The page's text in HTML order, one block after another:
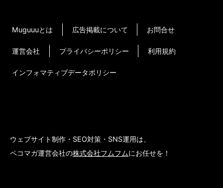
Muguuuとは 広告掲載について お問合せ
運営会社 プライバシーポリシー 利用規約
インフォマティブデータポリシー
ウェブサイト制作・SEO対策・SNS運用は、
ペコマガ運営会社の株式会社フムフムにお任せを！